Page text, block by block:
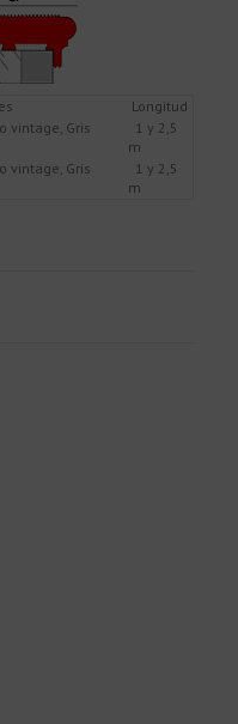
Longitud
vintage, Gris
1 y 2,5
m
vintage, Gris
1 y 2,5
m